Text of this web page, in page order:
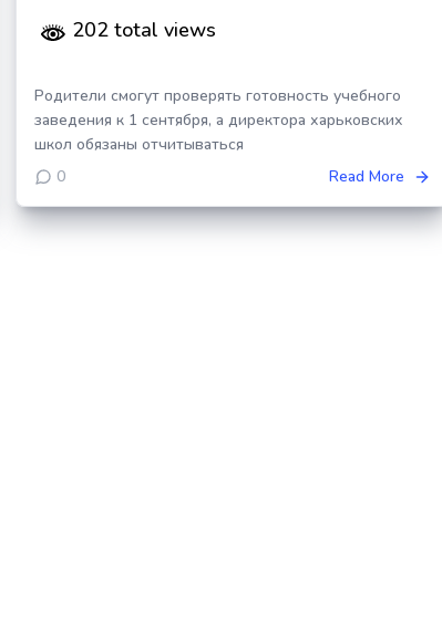
202 total views
Родители смогут проверять готовность учебного
заведения к 1 сентября, а директора харьковских
школ обязаны отчитываться
0
Read More